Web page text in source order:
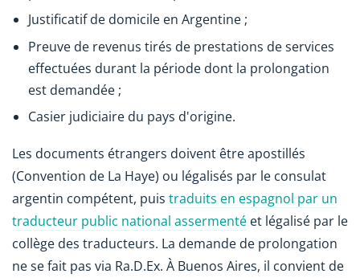
Justificatif de domicile en Argentine ;
Preuve de revenus tirés de prestations de services
effectuées durant la période dont la prolongation
est demandée ;
Casier judiciaire du pays d'origine.
Les documents étrangers doivent être apostillés
(Convention de La Haye) ou légalisés par le consulat
argentin compétent, puis traduits en espagnol par un
traducteur public national assermenté et légalisé par le
collège des traducteurs. La demande de prolongation
ne se fait pas via Ra.D.Ex. À Buenos Aires, il convient de